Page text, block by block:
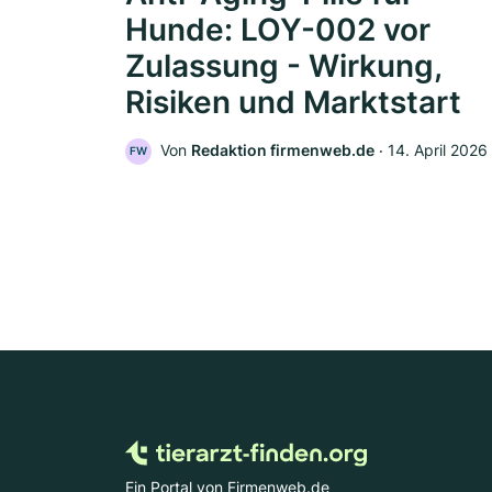
Hunde: LOY-002 vor
Zulassung - Wirkung,
Risiken und Marktstart
FW Von Redaktion firmenweb.de ‧ 14. April 2026
Ein Portal von Firmenweb.de